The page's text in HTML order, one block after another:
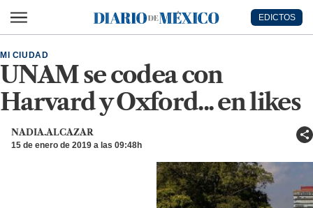
Diario de México
EDICTOS
UNAM se codea con
Harvard y Oxford... en likes
MI CIUDAD
NADIA.ALCAZAR
15 de enero de 2019 a las 09:48h